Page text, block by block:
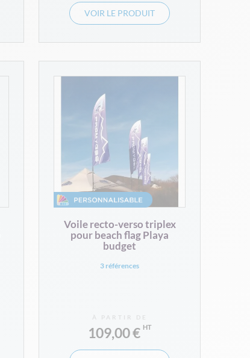
VOIR LE PRODUIT
Voile recto-verso triplex
pour beach flag Playa
budget
3 références
À PARTIR DE
109,00 €